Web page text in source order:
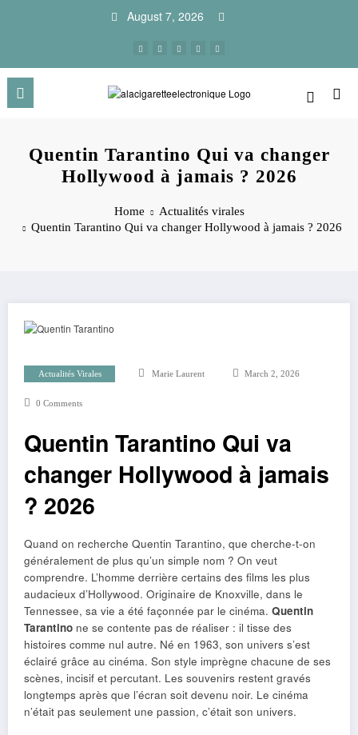
August 7, 2026
Quentin Tarantino Qui va changer
Hollywood à jamais ? 2026
Home
Actualités virales
Quentin Tarantino Qui va changer Hollywood à jamais ? 2026
Actualités Virales Marie Laurent March 2, 2026
0 Comments
Quentin Tarantino Qui va
changer Hollywood à jamais
? 2026
Quand on recherche Quentin Tarantino, que cherche-t-on
généralement de plus qu’un simple nom ? On veut
comprendre. L’homme derrière certains des films les plus
audacieux d’Hollywood. Originaire de Knoxville, dans le
Tennessee, sa vie a été façonnée par le cinéma. Quentin
Tarantino ne se contente pas de réaliser : il tisse des
histoires comme nul autre. Né en 1963, son univers s’est
éclairé grâce au cinéma. Son style imprègne chacune de ses
scènes, incisif et percutant. Les souvenirs restent gravés
longtemps après que l’écran soit devenu noir. Le cinéma
n’était pas seulement une passion, c’était son univers.